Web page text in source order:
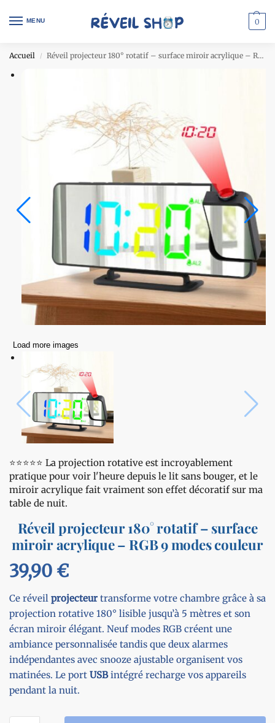
MENU 0
Accueil / Réveil projecteur 180° rotatif – surface miroir acrylique – RGB 9 modes couleur
Load more images
⭐️⭐️⭐️⭐️⭐️ La projection rotative est incroyablement
pratique pour voir l'heure depuis le lit sans bouger, et le
miroir acrylique fait vraiment son effet décoratif sur ma
table de nuit.
Réveil projecteur 180° rotatif – surface
miroir acrylique – RGB 9 modes couleur
39,90 €
Ce réveil projecteur transforme votre chambre grâce à sa
projection rotative 180° lisible jusqu’à 5 mètres et son
écran miroir élégant. Neuf modes RGB créent une
ambiance personnalisée tandis que deux alarmes
indépendantes avec snooze ajustable organisent vos
matinées. Le port USBintégré recharge vos appareils
pendant la nuit.